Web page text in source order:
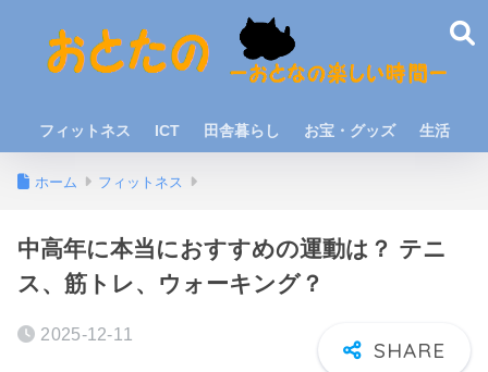
フィットネス ICT 田舎暮らし お宝・グッズ 生活
ホーム フィットネス
中高年に本当におすすめの運動は？ テニ
ス、筋トレ、ウォーキング？
2025-12-11